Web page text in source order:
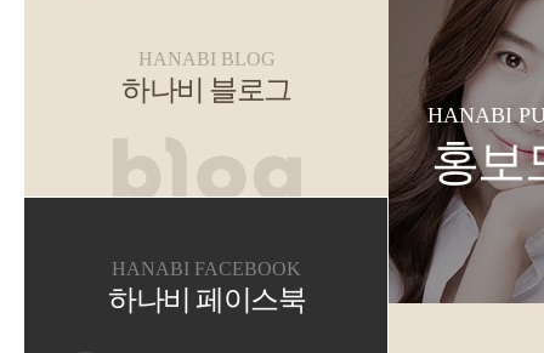
HANABI BLOG
하나비 블로그
HANABI FACEBOOK
하나비 페이스북
HANABI
홍보